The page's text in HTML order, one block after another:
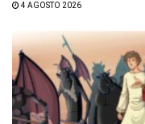
4 AGOSTO 2026